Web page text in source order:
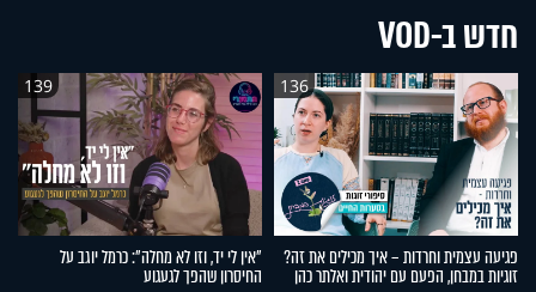
חדש ב-VOD
136
פגיעה עצמית וחרדות – איך מכילים את זה?
זוגיות במבחן, הפעם עם יהודית ואלתר כהן
139
"אין לי יד, וזו לא מחלה": כרמל יוגב על
החיסרון שהפך לגעגוע